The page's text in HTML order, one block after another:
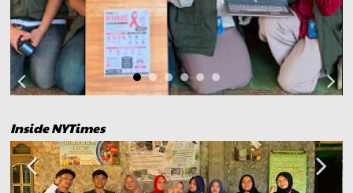
Inside NYTimes